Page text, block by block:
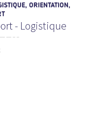
ORIENTATION,
- Logistique